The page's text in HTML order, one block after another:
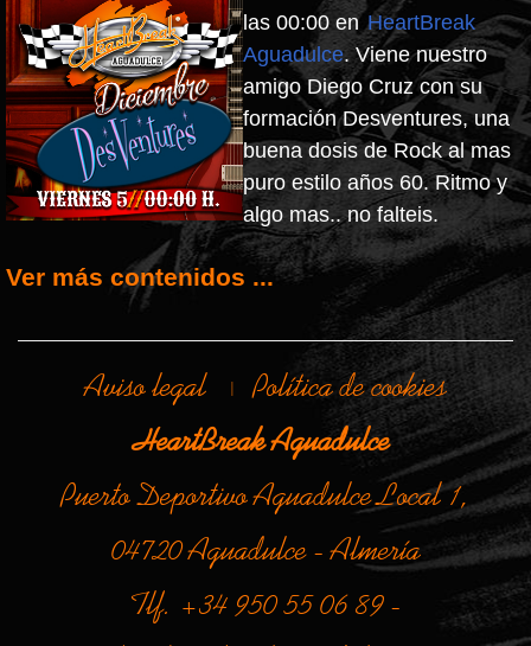
las 00:00 en HeartBreak
Aguadulce. Viene nuestro
amigo Diego Cruz con su
formación Desventures, una
buena dosis de Rock al mas
puro estilo años 60. Ritmo y
algo mas.. no falteis.
Ver más contenidos ...
Aviso legal |Política de cookies
HeartBreak Aguadulce
Puerto Deportivo Aguadulce Local 1,
04720 Aguadulce - Almería
Tlf. +34 950 55 06 89 -